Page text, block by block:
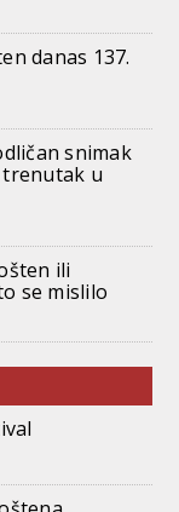
danas 137.
snimak
u
ili
se mislilo